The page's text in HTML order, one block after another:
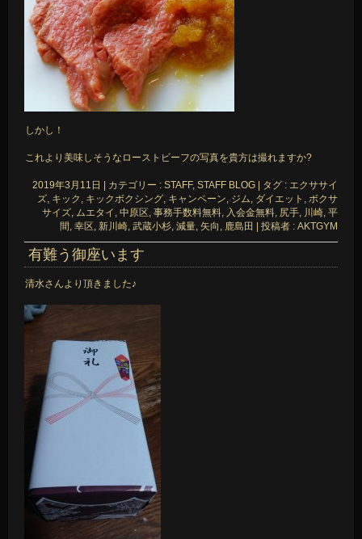
しかし！
これより美味しそうなローストビーフの写真を貴方は撮れますか?
2019年3月11日 カテゴリー : STAFF, STAFF BLOG タグ : エクササイ
ズ, キック , キックボクシング, キャンペーン, ジム, ダイエット , ボクサ
サイズ, ムエタイ , 中原区, 事務手数料無料, 入会金無料, 尻手, 川崎, 平
間 , 幸区, 新川崎, 武蔵小杉, 減量, 矢向 , 鹿島田 投稿者 : AKTGYM
有難う御座います
清水さんより頂きました♪